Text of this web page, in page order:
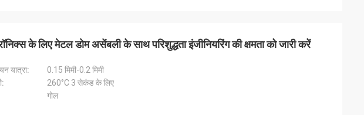
के लिए मेटल डोम असेंबली के साथ परिशुद्धता इंजीनियरिंग की क्षमता को जारी करें
यात्रा:
0.15 मिमी-0.2 मिमी
260°C 3 सेकंड के लिए
गोल